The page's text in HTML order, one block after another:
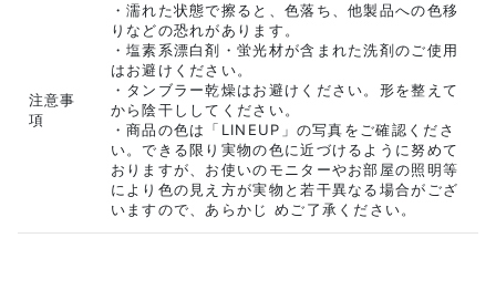
注意事
項
・濡れた状態で擦ると、色落ち、他製品への色移
りなどの恐れがあります。
・塩素系漂白剤・蛍光材が含まれた洗剤のご使用
はお避けください。
・タンブラー乾燥はお避けください。形を整えて
から陰干ししてください。
・商品の色は「LINEUP」の写真をご確認くださ
い。できる限り実物の色に近づけるように努めて
おりますが、お使いのモニターやお部屋の照明等
により色の見え方が実物と若干異なる場合がござ
いますので、あらかじ めご了承ください。